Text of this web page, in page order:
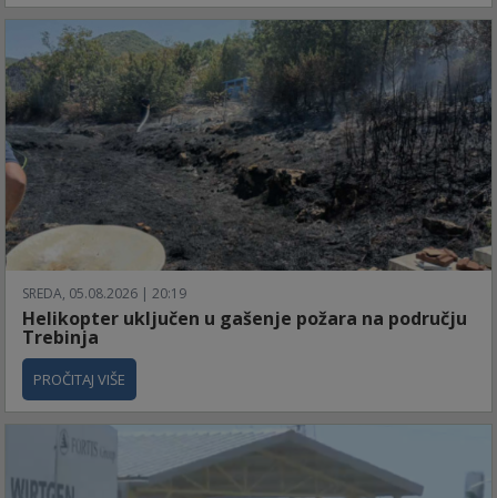
SREDA, 05.08.2026 | 20:19
Helikopter uključen u gašenje požara na području
Trebinja
PROČITAJ VIŠE